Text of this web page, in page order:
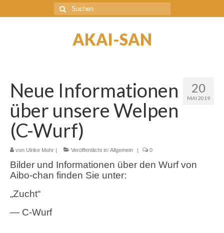
Suche
nach:
AKAI-SAN
20
MAI 2019
Neue Informationen
über unsere Welpen
(C-Wurf)
von Ulrike Mohr | Veröffentlicht in: Allgemein | 0
Bilder und Informationen über den Wurf von
Aibo-chan finden Sie unter:
„Zucht“
— C-Wurf